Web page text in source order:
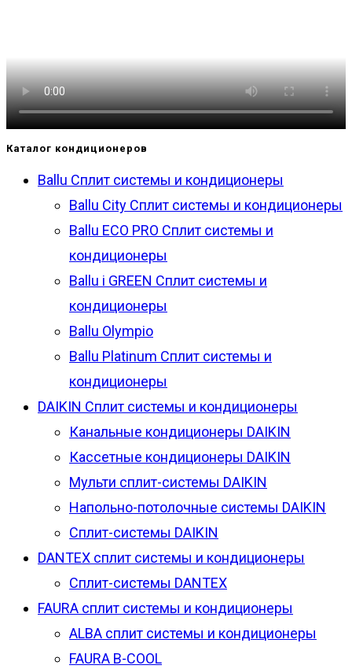
Каталог кондиционеров
Ballu Сплит системы и кондиционеры
Ballu City Сплит системы и кондиционеры
Ballu ECO PRO Сплит системы и
кондиционеры
Ballu i GREEN Сплит системы и
кондиционеры
Ballu Olympio
Ballu Platinum Сплит системы и
кондиционеры
DAIKIN Сплит системы и кондиционеры
Канальные кондиционеры DAIKIN
Кассетные кондиционеры DAIKIN
Мульти сплит-системы DAIKIN
Напольно-потолочные системы DAIKIN
Сплит-системы DAIKIN
DANTEX сплит системы и кондиционеры
Сплит-системы DANTEX
FAURA сплит системы и кондиционеры
ALBA сплит системы и кондиционеры
FAURA B-COOL